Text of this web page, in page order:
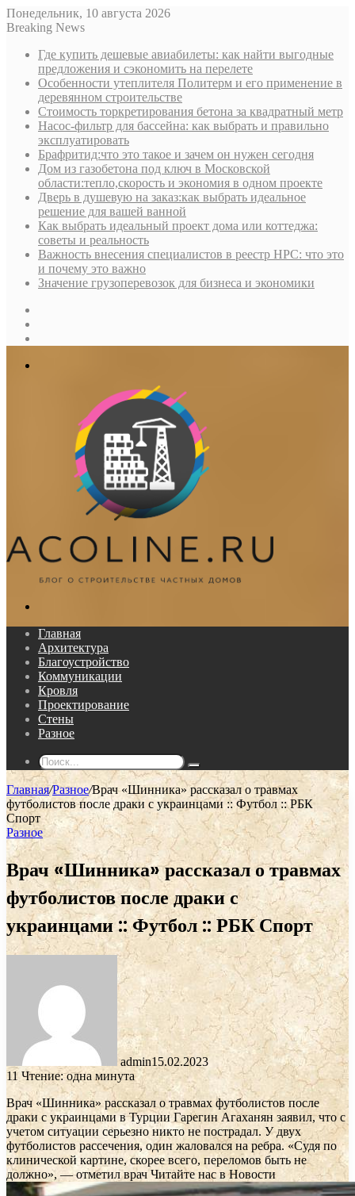
Понедельник, 10 августа 2026
Breaking News
Где купить дешевые авиабилеты: как найти выгодные
предложения и сэкономить на перелете
Особенности утеплителя Политерм и его применение в
деревянном строительстве
Стоимость торкретирования бетона за квадратный метр
Насос-фильтр для бассейна: как выбрать и правильно
эксплуатировать
Брафритид:что это такое и зачем он нужен сегодня
Дом из газобетона под ключ в Московской
области:тепло,скорость и экономия в одном проекте
Дверь в душевую на заказ:как выбрать идеальное
решение для вашей ванной
Как выбрать идеальный проект дома или коттеджа:
советы и реальность
Важность внесения специалистов в реестр НРС: что это
и почему это важно
Значение грузоперевозок для бизнеса и экономики
Главная
Архитектура
Благоустройство
Коммуникации
Кровля
Проектирование
Стены
Разное
Поиск...
Главная/Разное/Врач «Шинника» рассказал о травмах
футболистов после драки с украинцами :: Футбол :: РБК
Спорт
Разное
Врач «Шинника» рассказал о травмах
футболистов после драки с
украинцами :: Футбол :: РБК Спорт
admin15.02.2023
11Чтение: одна минута
Врач «Шинника» рассказал о травмах футболистов после
драки с украинцами в ТурцииГарегин Агаханян заявил, что с
учетом ситуации серьезно никто не пострадал. У двух
футболистов рассечения, один жаловался на ребра. «Судя по
клинической картине, скорее всего, переломов быть не
должно», — отметил врачЧитайте нас в Новости